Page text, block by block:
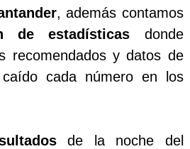
, además contamos
de estadísticas donde
recomendados y datos de
cada número en los
de la noche del